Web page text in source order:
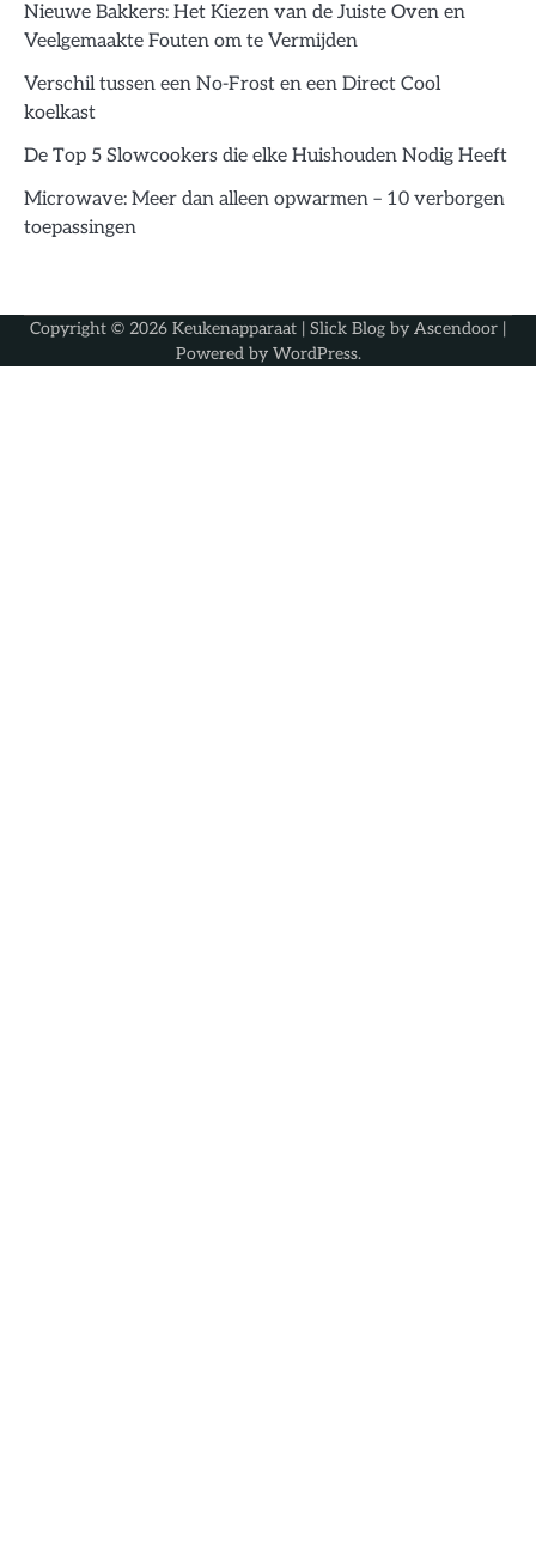
Nieuwe Bakkers: Het Kiezen van de Juiste Oven en
Veelgemaakte Fouten om te Vermijden
Verschil tussen een No-Frost en een Direct Cool
koelkast
De Top 5 Slowcookers die elke Huishouden Nodig Heeft
Microwave: Meer dan alleen opwarmen – 10 verborgen
toepassingen
Copyright © 2026 Keukenapparaat | Slick Blog by Ascendoor |
Powered by WordPress.